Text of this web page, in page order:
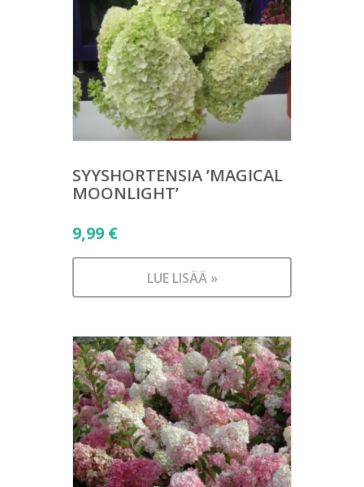
SYYSHORTENSIA ’MAGICAL
MOONLIGHT’
9,99 €
LUE LISÄÄ »